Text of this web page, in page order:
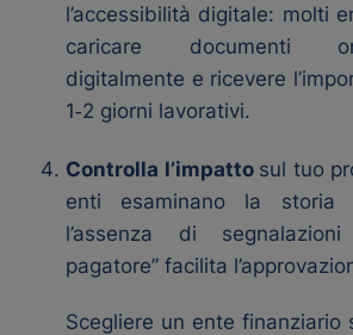
l’accessibilità digitale: molti
caricare documenti
digitalmente e ricevere
1‑2 giorni lavorativi.
Controlla l’impatto sul tuo
enti esaminano la storia
l’assenza di
pagatore” facilita
Scegliere un ente finanziario